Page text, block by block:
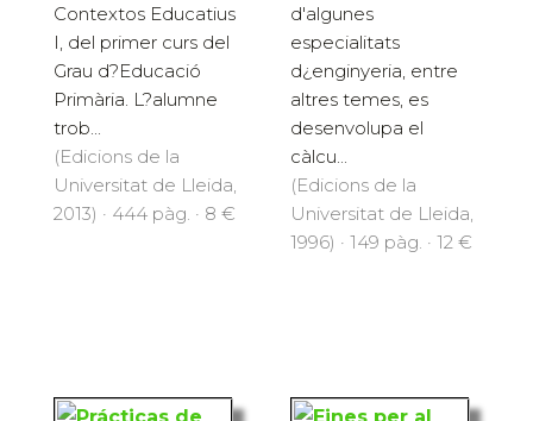
Contextos Educatius
I, del primer curs del
Grau d?Educació
Primària. L?alumne
trob...
(Edicions de la
Universitat de Lleida,
2013) · 444 pàg. · 8 €
d'algunes
especialitats
d¿enginyeria, entre
altres temes, es
desenvolupa el
càlcu...
(Edicions de la
Universitat de Lleida,
1996) · 149 pàg. · 12 €